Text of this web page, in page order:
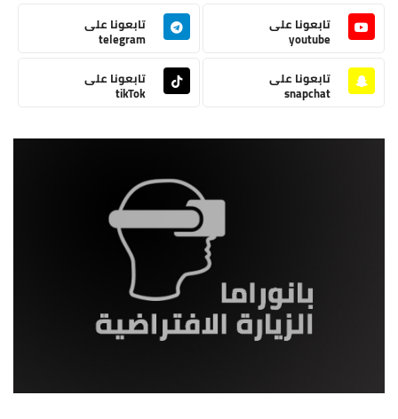
تابعونا على
youtube
تابعونا على
telegram
تابعونا على
snapchat
تابعونا على
tikTok